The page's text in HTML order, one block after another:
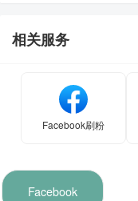
相关服务
Facebook刷粉
Facebook